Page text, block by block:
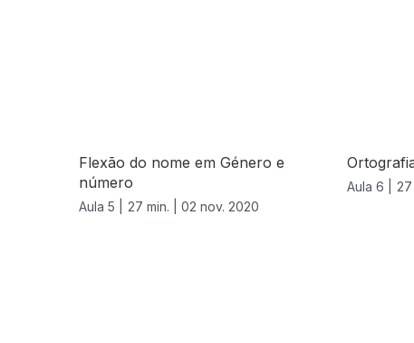
Flexão do nome em Género e
número
Aula 5 | 27 min. | 02 nov. 2020
Aula 6 | 27